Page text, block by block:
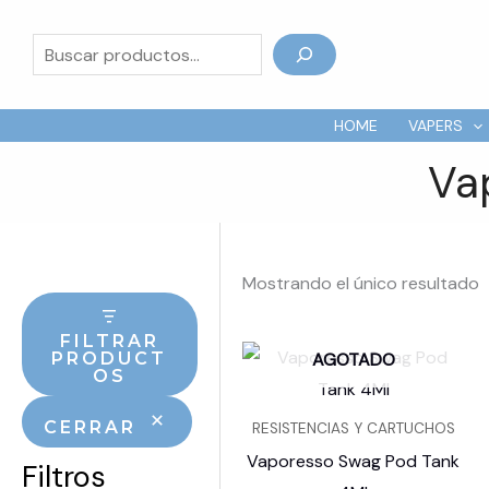
contenido
Buscar
HOME VAPERS
FILTRAR
PRODUCT
OS
CERRAR
Filtros
Mostrando el único resultado
AGOTADO
RESISTENCIAS Y CARTUCHOS
Vaporesso Swag Pod Tank